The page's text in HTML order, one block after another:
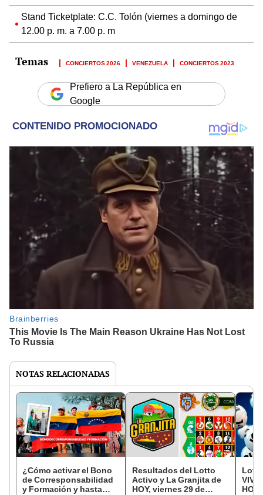
Stand Ticketplate: C.C. Tolón (viernes a domingo de
12.00 p. m. a 7.00 p. m
CONCIERTOS 2026 VENEZUELA CONCIERTOS 2023
Prefiero a La República en
Google
NOTAS RELACIONADAS
¿Cómo activar el Bono
de Corresponsabilidad
y Formación y hasta
Resultados del Lotto
Activo y La Granjita de
HOY, viernes 29 de